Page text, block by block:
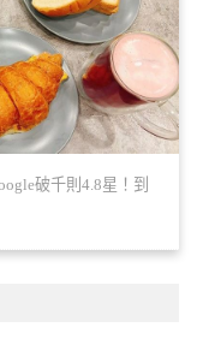
破千則4.8星！到